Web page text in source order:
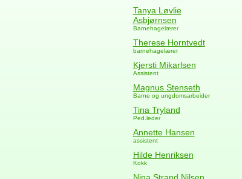
Tanya Løvlie
Asbjørnsen
Barnehagelærer
Therese Horntvedt
barnehagelærer
Kjersti Mikarlsen
Assistent
Magnus Stenseth
Barne og ungdomsarbeider
Tina Tryland
Ped.leder
Annette Hansen
assistent
Hilde Henriksen
Kokk